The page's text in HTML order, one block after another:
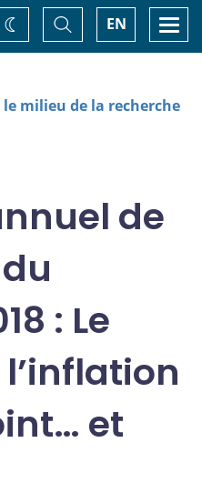
EN
Basculer
la
recherche
Changez
de
milieu de la recherche
de
: Le
et